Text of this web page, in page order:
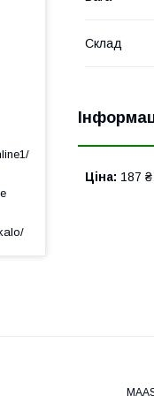
Склад
Ціна: 187 ₴